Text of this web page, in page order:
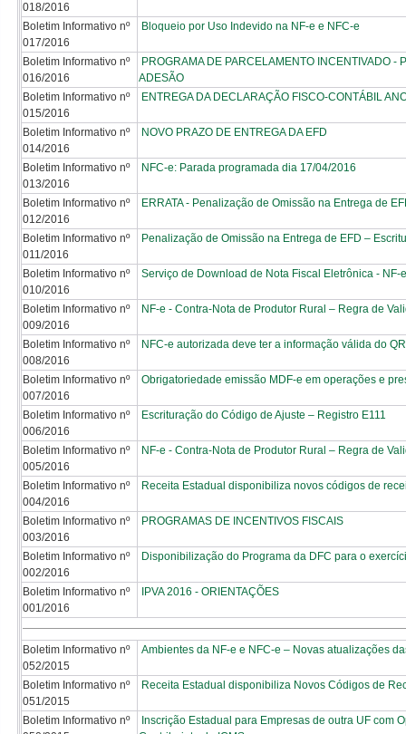
018/2016
Boletim Informativo nº
017/2016
Bloqueio por Uso Indevido na NF-e e NFC-e
Boletim Informativo nº
016/2016
PROGRAMA DE PARCELAMENTO INCENTIVADO
ADESÃO
Boletim Informativo nº
015/2016
ENTREGA DA DECLARAÇÃO FISCO-CONTÁBIL
Boletim Informativo nº
014/2016
NOVO PRAZO DE ENTREGA DA EFD
Boletim Informativo nº
013/2016
NFC-e: Parada programada dia 17/04/2016
Boletim Informativo nº
012/2016
ERRATA - Penalização de Omissão na Entrega de
Boletim Informativo nº
011/2016
Penalização de Omissão na Entrega de EFD –
Boletim Informativo nº
010/2016
Serviço de Download de Nota Fiscal Eletrônica - NF-e
Boletim Informativo nº
009/2016
NF-e - Contra-Nota de Produtor Rural – Regra de
Boletim Informativo nº
008/2016
NFC-e autorizada deve ter a informação válida do
Boletim Informativo nº
007/2016
Obrigatoriedade emissão MDF-e em operações e
Boletim Informativo nº
006/2016
Escrituração do Código de Ajuste – Registro E111
Boletim Informativo nº
005/2016
NF-e - Contra-Nota de Produtor Rural – Regra de
Boletim Informativo nº
004/2016
Receita Estadual disponibiliza novos códigos de
Boletim Informativo nº
003/2016
PROGRAMAS DE INCENTIVOS FISCAIS
Boletim Informativo nº
002/2016
Disponibilização do Programa da DFC para o
Boletim Informativo nº
001/2016
IPVA 2016 - ORIENTAÇÕES
Boletim Informativo nº
052/2015
Ambientes da NF-e e NFC-e – Novas atualizações
Boletim Informativo nº
051/2015
Receita Estadual disponibiliza Novos Códigos de
Boletim Informativo nº
Inscrição Estadual para Empresas de outra UF com